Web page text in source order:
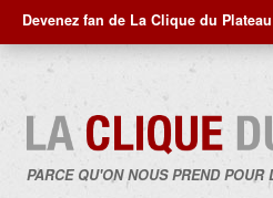
Devenez fan de La Clique du
PARCE QU'ON NOUS PREND POUR